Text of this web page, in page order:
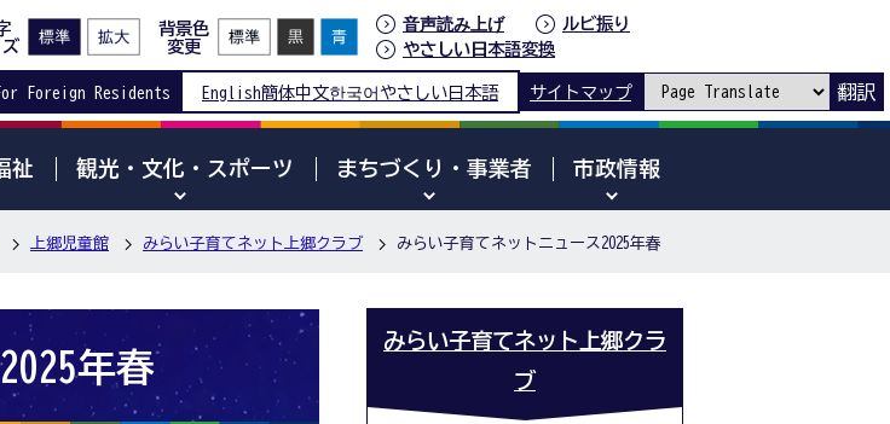
背景色
変更
音声読み上げ
ルビ振り
やさしい日本語変換
Foreign Residents English簡体中文한국어 やさしい日本語 サイトマップ 翻訳
祉 観光・文化・スポーツ まちづくり・事業者 市政情報
上郷児童館 みらい子育てネット上郷クラブ みらい子育てネットニュース2025年春
年春
みらい子育てネット上郷クラ
ブ